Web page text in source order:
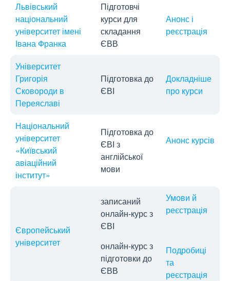
Львівський
національний
університет імені
Івана Франка
Підготовчі
курси для
складання
ЄВВ
Анонс і
реєстрація
Університет
Григорія
Сковороди в
Переяславі
Підготовка до
ЄВІ
Докладніше
про курси
Національний
університет
«Київський
авіаційний
інститут»
Підготовка до
ЄВІ з
англійської
мови
Анонс курсів
Європейський
університет
записаний
онлайн-курс з
ЄВІ
онлайн-курс з
підготовки до
ЄВВ
Умови й
реєстрація
Подробиці
та
реєстрація